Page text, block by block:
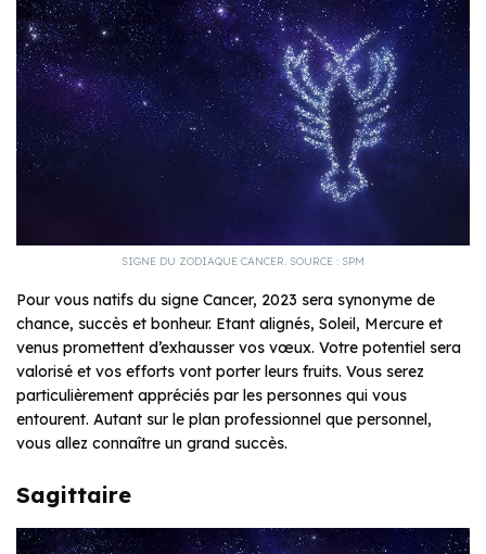
SIGNE DU ZODIAQUE CANCER. SOURCE : SPM
Pour vous natifs du signe Cancer, 2023 sera synonyme de
chance, succès et bonheur. Etant alignés, Soleil, Mercure et
venus promettent d’exhausser vos vœux. Votre potentiel sera
valorisé et vos efforts vont porter leurs fruits. Vous serez
particulièrement appréciés par les personnes qui vous
entourent. Autant sur le plan professionnel que personnel,
vous allez connaître un grand succès.
Sagittaire